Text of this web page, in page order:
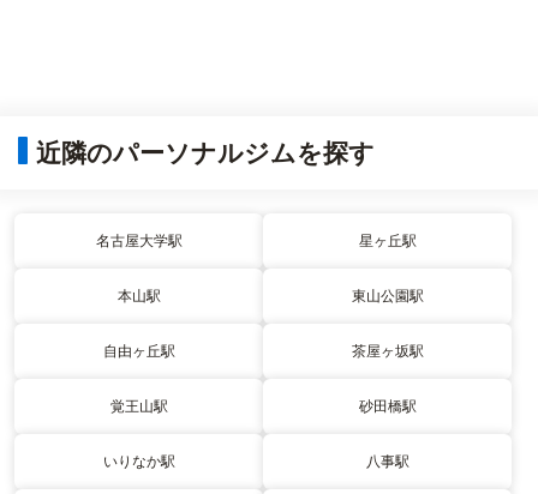
近隣のパーソナルジムを探す
名古屋大学駅 星ヶ丘駅
本山駅 東山公園駅
自由ヶ丘駅 茶屋ヶ坂駅
覚王山駅 砂田橋駅
いりなか駅 八事駅